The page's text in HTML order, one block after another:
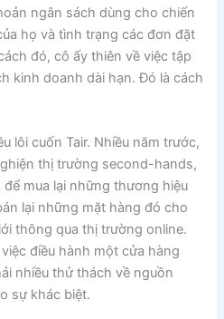
ngân sách dùng cho chiến
họ và tình trạng các đơn đặt
đó, cô ấy thiên về việc tập
kinh doanh dài hạn. Đó là cách
lôi cuốn Tair. Nhiều năm trước,
thị trường second-hands,
mua lại những thương hiệu
lại những mặt hàng đó cho
thông qua thị trường online.
điều hành một cửa hàng
nhiều thử thách về nguồn
sự khác biệt.